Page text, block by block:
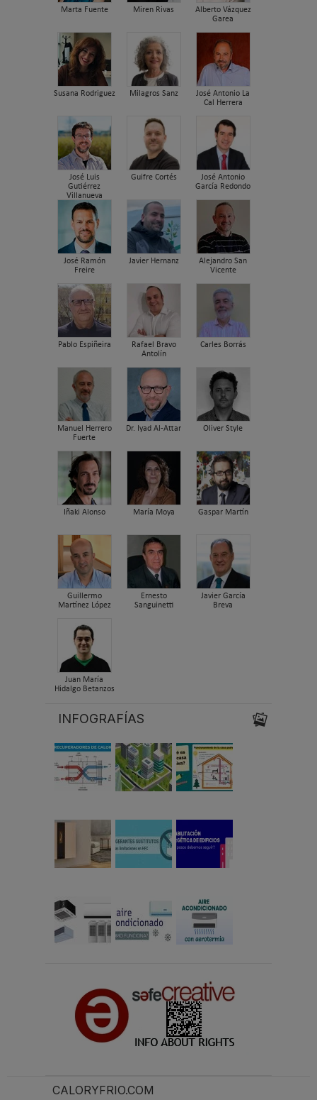
Marta Fuente Miren Rivas
Alberto Vázquez
Garea
Susana Rodriguez Milagros Sanz
José Antonio La
Cal Herrera
José Luis
Gutiérrez
Villanueva
Guifre Cortés
José Antonio
García Redondo
José Ramón
Freire
Javier Hernanz
Alejandro San
Vicente
Pablo Espiñeira
Rafael Bravo
Antolín
Carles Borrás
Manuel Herrero
Fuerte
Dr. Iyad Al-Attar Oliver Style
Iñaki Alonso María Moya Gaspar Martín
Guillermo
Martínez López
Ernesto
Sanguinetti
Javier García
Breva
Juan María
Hidalgo Betanzos
INFOGRAFÍAS
CALORYFRIO.COM